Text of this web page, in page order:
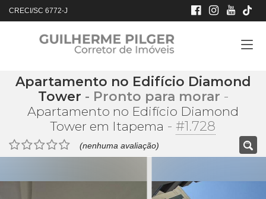
CRECI/SC 6772-J
Apartamento no Edifício Diamond
Tower - Pronto para morar -
Apartamento no Edifício Diamond
Tower em Itapema - #1.728
(nenhuma avaliação)